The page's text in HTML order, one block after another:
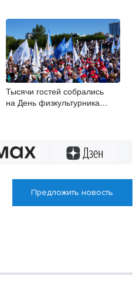
Тысячи гостей собрались
на День физкультурника
Предложить новость